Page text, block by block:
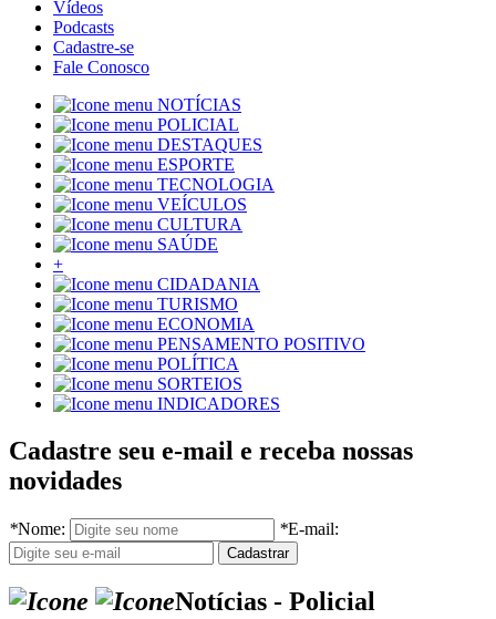
Vídeos
Podcasts
Cadastre-se
Fale Conosco
NOTÍCIAS
POLICIAL
DESTAQUES
ESPORTE
TECNOLOGIA
VEÍCULOS
CULTURA
SAÚDE
+
CIDADANIA
TURISMO
ECONOMIA
PENSAMENTO POSITIVO
POLÍTICA
SORTEIOS
INDICADORES
Cadastre seu e-mail e receba nossas
novidades
*Nome: *E-mail:
Notícias - Policial